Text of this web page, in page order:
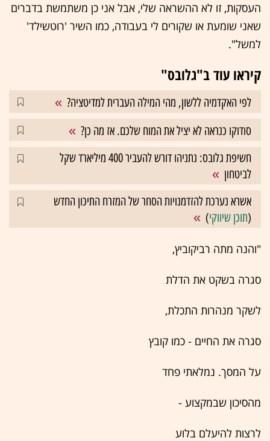
העסקות, זו לא ההשראה שלי, אבל אני כן משתמשת בדברים
שאני שומעת או שקורים לי בעבודה, כמו השיר 'רוטשילד'
למשל".
קיראו עוד ב"גלובס"
לפי האקדמיה ללשון, מהי המילה העברית למדיטציה?
סודוקו כנראה לא יציל את המוח שלכם. אז מה כן?
חשיפת גלובס: נתניהו דורש להעביר 400 מיליארד שקל
לביטחון
אשרא נערכת להזדמנויות הסחר של המזרח התיכון החדש
(תוכן שיווקי)
"והנה מתה רביקוביץ,
סגרה בשקט את הדלת
לשקר מנהרות התכלת,
סגרה את החיים - כמו קובץ
על המסך. נמלאתי פחד
מהסיכון שבמקצוע -
לרצות להיעלם בלוע